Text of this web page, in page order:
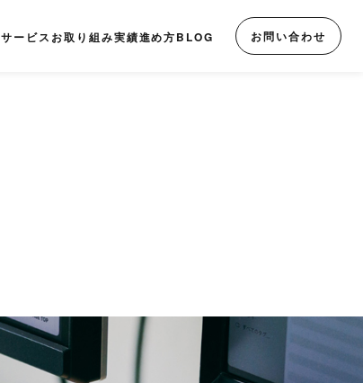
サービス お取り組み実績進め方BLOG お問い合わせ